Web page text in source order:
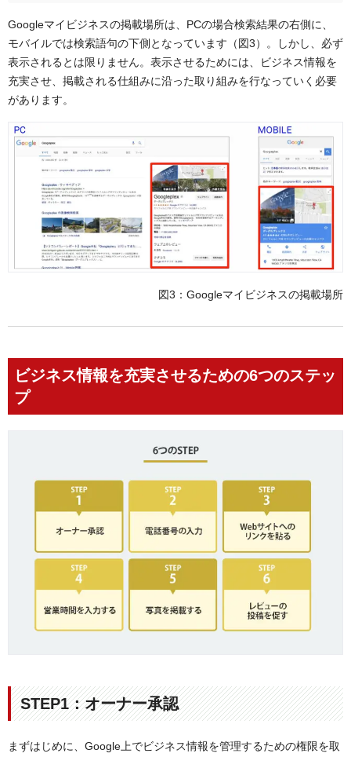
Googleマイビジネスの掲載場所は、PCの場合検索結果の右側に、
モバイルでは検索語句の下側となっています（図3）。しかし、必ず
表示されるとは限りません。表示させるためには、ビジネス情報を
充実させ、掲載される仕組みに沿った取り組みを行なっていく必要
があります。
図3：Googleマイビジネスの掲載場所
ビジネス情報を充実させるための6つのステッ
プ
STEP1：オーナー承認
まずはじめに、Google上でビジネス情報を管理するための権限を取